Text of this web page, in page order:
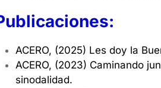
ACERO, (2025) Les doy la
ACERO, (2023) Caminando
sinodalidad.